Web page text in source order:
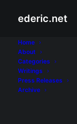
ederic.net
Home
About
Categories
Writings
Press Releases
Archive
Pagsamba at